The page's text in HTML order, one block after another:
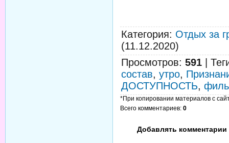
Категория: Отдых за
(11.12.2020)
Просмотров: 591
состав, утро,
ДОСТУПНОСТЬ,
*При копировании материалов с
Всего комментариев: 0
Добавлять комментарии